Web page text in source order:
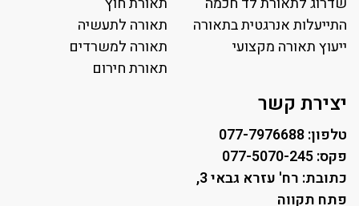
תאורה לאולמות ספורט
תאורה למגרשי טניס
התייעלות אנרגטית בתאורה
ייעוץ תאורה מקצועי
תאורה לתעשיה
תאורה למשרדים
תאורת חירום
יצירת קשר
טלפון: 077-7976688
פקס: 077-5070-245
כתובת: רח' עזרא גבאי 3,
פתח תקווה